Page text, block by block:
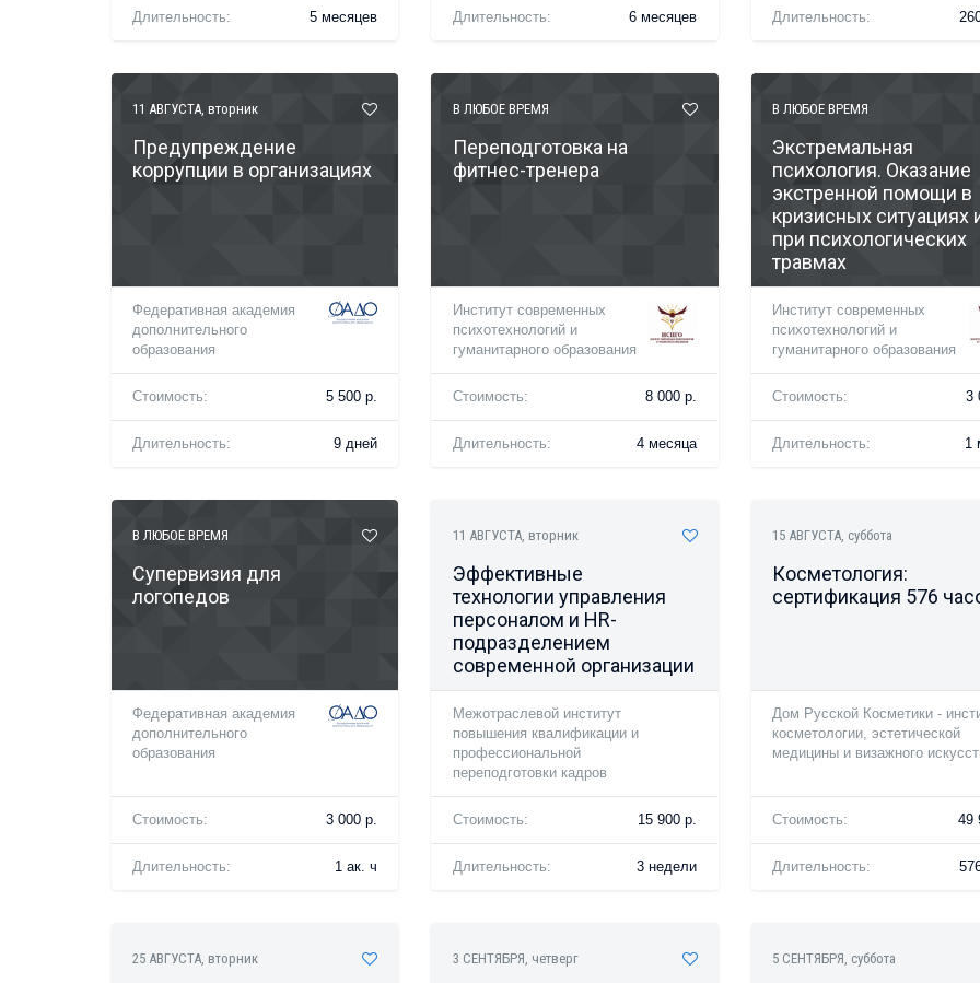
Длительность: 5 месяцев Длительность: 6 месяцев Длительность:
11 АВГУСТА , вторник
Предупреждение
коррупции в организациях
Федеративная академия
дополнительного
образования
Стоимость: 5 500 р.
Длительность: 9 дней
В ЛЮБОЕ ВРЕМЯ
Переподготовка на
фитнес-тренера
Институт современных
психотехнологий и
гуманитарного образования
Стоимость: 8 000 р.
Длительность: 4 месяца
В ЛЮБОЕ ВРЕМЯ
Экстремальная
психология. Оказание
экстренной помощи в
кризисных ситуациях
при психологических
травмах
Институт современных
психотехнологий и
гуманитарного образования
Стоимость: 3
Длительность: 1
В ЛЮБОЕ ВРЕМЯ
Супервизия для
логопедов
Федеративная академия
дополнительного
образования
Стоимость: 3 000 р.
Длительность: 1 ак. ч
11 АВГУСТА, вторник
Эффективные
технологии управления
персоналом и HR-
подразделением
современной организации
Межотраслевой институт
повышения квалификации и
профессиональной
переподготовки кадров
Стоимость: 15 900 р.
Длительность: 3 недели
15 АВГУСТА , суббота
Косметология:
сертификация 576
Дом Русской Косметики -
косметологии, эстетической
медицины и визажного
Стоимость: 49
Длительность:
25 АВГУСТА , вторник 3 СЕНТЯБРЯ , четверг 5 СЕНТЯБРЯ , суббота